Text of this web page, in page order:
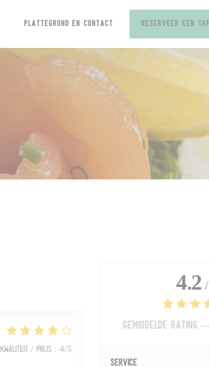
PLATTEGROND EN CONTACT RESERVEER EEN
Kwaliteit / Prijs : 4/5
4.2
Gemiddelde rating
Service